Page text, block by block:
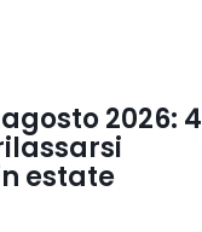
2026: 4
estate